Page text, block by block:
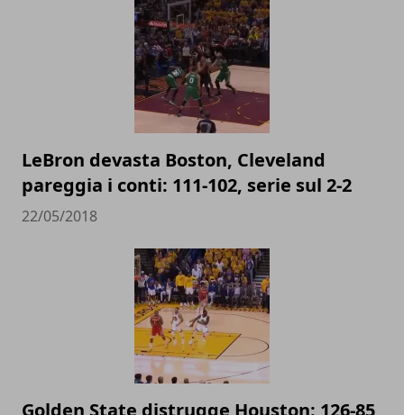
LeBron devasta Boston, Cleveland
pareggia i conti: 111-102, serie sul 2-2
22/05/2018
Golden State distrugge Houston: 126-85,